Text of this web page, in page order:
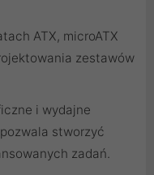
ATX, microATX
zestawów
i wydajne
stworzyć
zadań.